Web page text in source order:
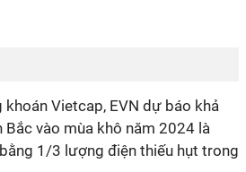
khoán Vietcap, EVN dự báo khả
Bắc vào mùa khô năm 2024 là
1/3 lượng điện thiếu hụt trong